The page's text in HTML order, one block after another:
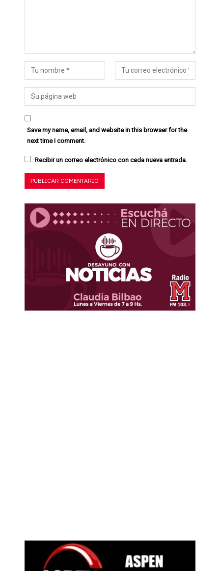
Save my name, email, and website in this browser for the
next time I comment.
Recibir un correo electrónico con cada nueva entrada.